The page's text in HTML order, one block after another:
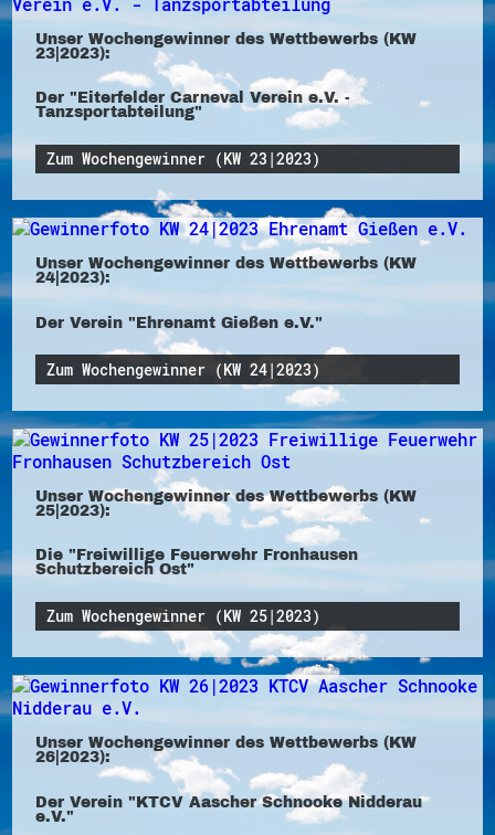
Unser Wochengewinner des Wettbewerbs (KW
23|2023):
Der "Eiterfelder Carneval Verein e.V. -
Tanzsportabteilung"
Zum Wochengewinner (KW 23|2023)
Unser Wochengewinner des Wettbewerbs (KW
24|2023):
Der Verein "Ehrenamt Gießen e.V."
Zum Wochengewinner (KW 24|2023)
Unser Wochengewinner des Wettbewerbs (KW
25|2023):
Die "Freiwillige Feuerwehr Fronhausen
Schutzbereich Ost"
Zum Wochengewinner (KW 25|2023)
Unser Wochengewinner des Wettbewerbs (KW
26|2023):
Der Verein "KTCV Aascher Schnooke Nidderau
e.V."